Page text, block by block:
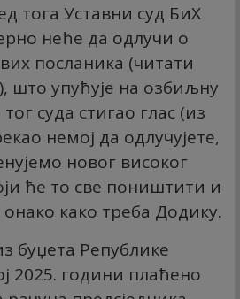
тога Уставни суд БиХ
неће да одлучи о
посланика (читати
што упућује на озбиљну
суда стигао глас (из
немој да одлучујете,
новог високог
ће то све поништити и
како треба Додику.
буџета Републике
2025. години плаћено